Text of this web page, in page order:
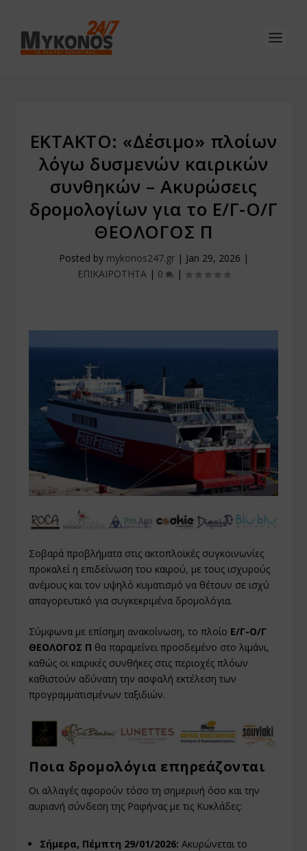
ΕΚΤΑΚΤΟ: «Δέσιμο» πλοίων
λόγω δυσμενών καιρικών
συνθηκών – Ακυρώσεις
δρομολογίων για το Ε/Γ-Ο/Γ
ΘΕΟΛΟΓΟΣ Π
Posted by mykonos247.gr| Jan 29, 2026 |
ΕΠΙΚΑΙΡΟΤΗΤΑ| 0 |
Σοβαρά προβλήματα στις ακτοπλοϊκές συγκοινωνίες
προκαλεί η επιδείνωση του καιρού, με τους ισχυρούς
ανέμους και τον υψηλό κυματισμό να θέτουν σε ισχύ
απαγορευτικό για συγκεκριμένα δρομολόγια.
Σύμφωνα με επίσημη ανακοίνωση, το πλοίο Ε/Γ-Ο/Γ
ΘΕΟΛΟΓΟΣ Π θα παραμείνει προσδεμένο στο λιμάνι,
καθώς οι καιρικές συνθήκες στις περιοχές πλόων
καθιστούν αδύνατη την ασφαλή εκτέλεση των
προγραμματισμένων ταξιδιών.
Ποια δρομολόγια επηρεάζονται
Οι αλλαγές αφορούν τόσο τη σημερινή όσο και την
αυριανή σύνδεση της Ραφήνας με τις Κυκλάδες:
Σήμερα, Πέμπτη 29/01/2026: Ακυρώνεται το